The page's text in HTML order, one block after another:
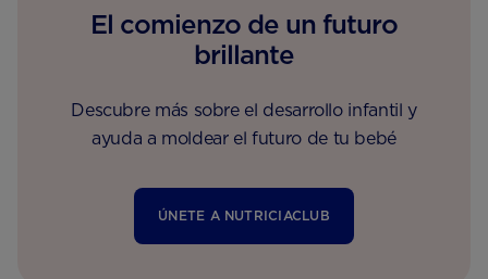
El comienzo de un futuro
brillante
Descubre más sobre el desarrollo infantil y
ayuda a moldear el futuro de tu bebé
ÚNETE A NUTRICIACLUB